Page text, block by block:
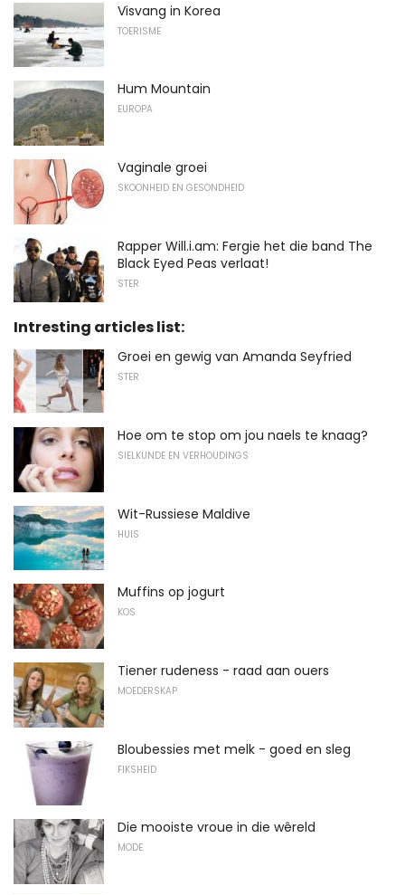
Visvang in Korea
TOERISME
Hum Mountain
EUROPA
Vaginale groei
SKOONHEID EN GESONDHEID
Rapper Will.i.am: Fergie het die band The
Black Eyed Peas verlaat!
STER
Intresting articles list:
Groei en gewig van Amanda Seyfried
STER
Hoe om te stop om jou naels te knaag?
SIELKUNDE EN VERHOUDINGS
Wit-Russiese Maldive
HUIS
Muffins op jogurt
KOS
Tiener rudeness - raad aan ouers
MOEDERSKAP
Bloubessies met melk - goed en sleg
FIKSHEID
Die mooiste vroue in die wêreld
MODE